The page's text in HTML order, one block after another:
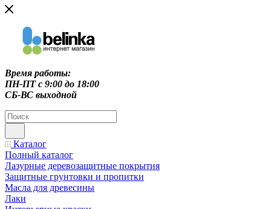
Время работы:
ПН-ПТ c 9:00 до 18:00
СБ-ВС выходной
Каталог
Полный каталог
Лазурные деревозащитные покрытия
Защитные грунтовки и пропитки
Масла для древесины
Лаки